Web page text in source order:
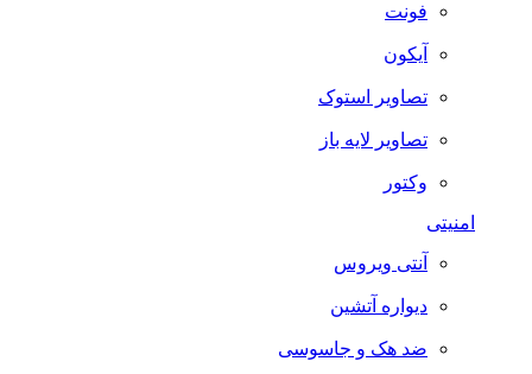
فونت
آیکون
تصاویر استوک
تصاویر لایه باز
وکتور
آنتی ویروس
دیواره آتشین
ضد هک و جاسوسی